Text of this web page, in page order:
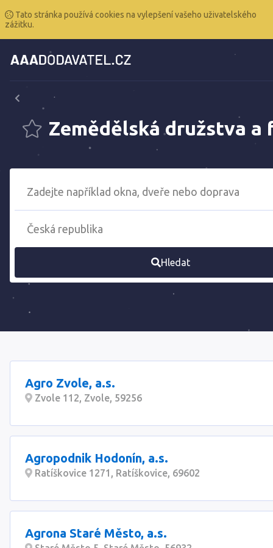
Tato stránka používá cookies na vylepšení vašeho uživatelského
zážitku.
Zemědělská družstva a
Hledat
Agro Zvole, a.s.
Zvole 112, Zvole, 59256
Agropodnik Hodonín, a.s.
Ratíškovice 1271, Ratíškovice, 69602
Agrona Staré Město, a.s.